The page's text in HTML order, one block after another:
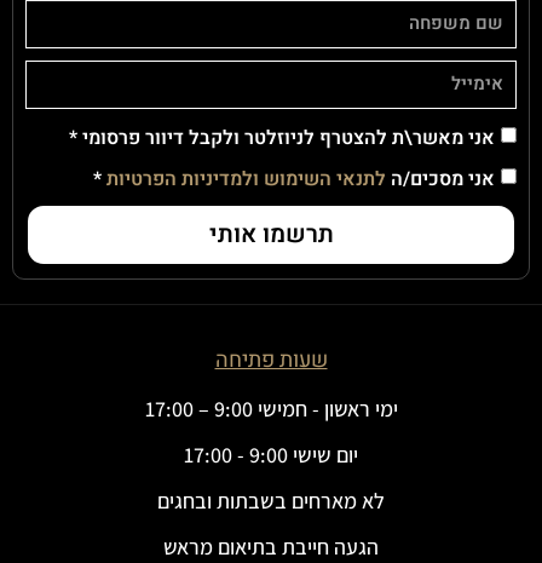
אני מאשר\ת להצטרף לניוזלטר ולקבל דיוור פרסומי *
אני מסכים/ה לתנאי השימוש ולמדיניות הפרטיות*
תרשמו אותי
שעות פתיחה
ימי ראשון - חמישי 9:00 – 17:00
יום שישי 9:00 - 17:00
לא מארחים בשבתות ובחגים
הגעה חייבת בתיאום מראש